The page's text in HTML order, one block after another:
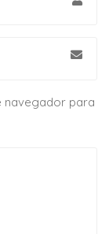
navegador para